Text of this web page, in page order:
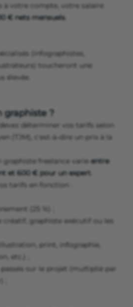
à votre compte, votre salaire
€ nets mensuels.
(infographistes,
toucheront une
élevée.
graphiste ?
déterminer vos tarifs selon
(TJM), c'est-à-dire un prix à la
graphiste freelance varie entre
et 600 € pour un expert
tarifs en fonction :
(25 %) ;
graphiste exécutif ou les
print, infographie,
etc.) ;
sur le projet (multiplié par